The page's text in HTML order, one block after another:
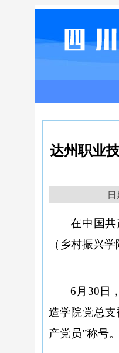
达州职业
在中国
（乡村振兴
6月30日
造学院党总支
产党员”称号。